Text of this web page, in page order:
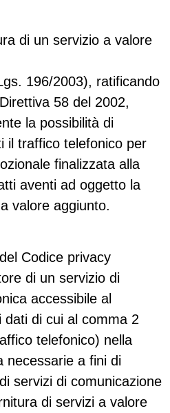
di un servizio a valore
196/2003), ratificando
58 del 2002,
la possibilità di
il traffico telefonico per
finalizzata alla
aventi ad oggetto la
valore aggiunto.
Codice privacy
di un servizio di
accessibile al
di cui al comma 2
telefonico) nella
necessarie a fini di
servizi di comunicazione
di servizi a valore